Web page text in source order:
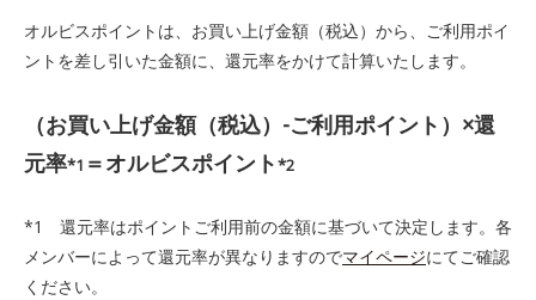
オルビスポイントは、お買い上げ金額（税込）から、ご利用ポイ
ントを差し引いた金額に、還元率をかけて計算いたします。
（お買い上げ金額（税込）-ご利用ポイント）×還
元率*1 ＝オルビスポイント*2
*1 還元率はポイントご利用前の金額に基づいて決定します。各
メンバーによって還元率が異なりますのでマイページにてご確認
ください。